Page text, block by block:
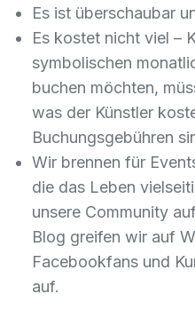
Es ist überschaubar
Es kostet nicht viel –
symbolischen
buchen möchten,
was der Künstler
Buchungsgebühren
Wir brennen für
die das Leben
unsere Community
Blog greifen wir auf
Facebookfans und
auf.